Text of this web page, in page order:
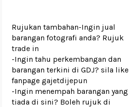
Rujukan tambahan-Ingin jual
barangan fotografi anda? Rujuk
trade in
-Ingin tahu perkembangan dan
barangan terkini di GDJ? sila like
fanpage gajetdijepun
-Ingin menempah barangan yang
tiada di sini? Boleh rujuk di